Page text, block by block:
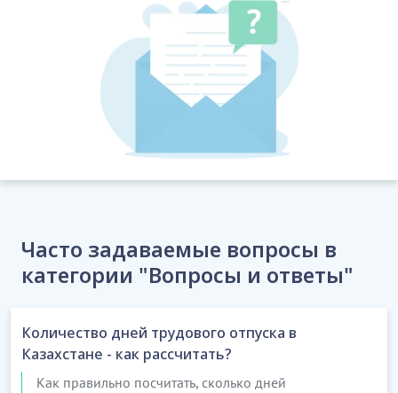
Часто задаваемые вопросы в
категории "Вопросы и ответы"
Количество дней трудового отпуска в
Казахстане - как рассчитать?
Как правильно посчитать, сколько дней